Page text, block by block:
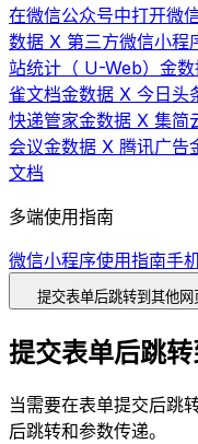
在微信公众号中打开微
数据 X 第三方微信小程
站统计（ U-Web） 金
雀文档金数据 X 今日头
快递管家金数据 X 集简
会议金数据 X 腾讯广告
文档
多端使用指南
微信小程序使用指南手
提交表单后跳转到其他网
提交表单后跳
当需要在表单提交后跳
后跳转和参数传递。